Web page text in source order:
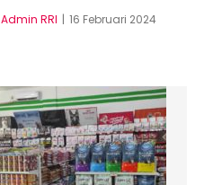
Admin RRI 16 Februari 2024